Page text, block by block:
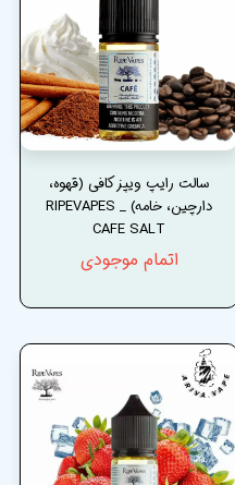
سالت رایپ ویپز کافی (قهوه،
دارچین، خامه) _ RIPEVAPES
CAFE SALT
اتمام موجودی